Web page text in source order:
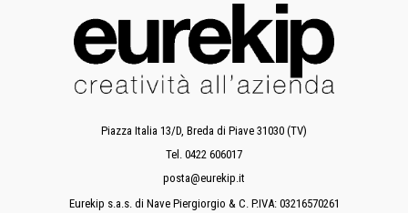
Piazza Italia 13/D, Breda di Piave 31030 (TV)
Tel. 0422 606017
posta@eurekip.it
Eurekip s.a.s. di Nave Piergiorgio & C. P.IVA: 03216570261